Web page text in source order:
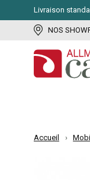
Livraison
NOS
Accueil